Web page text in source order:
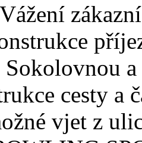
Vážení
Sokolovnou
cesty a
vjet z